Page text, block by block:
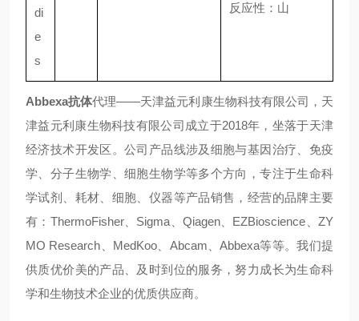
di
e
s
反应性：山
Abbexa抗体代理——天津益元利康生物科技有限公司， 天
津益元利康生物科技有限公司成立于2018年，坐落于天津
经济技术开发区。公司产品线涉及细胞与基因治疗、免疫
学、分子生物学、细胞生物学等多个方向，专注于生命科
学试剂、耗材、细胞、仪器等产品销售，经营的品牌主要
有：ThermoFisher、Sigma、Qiagen、EZBioscience、ZY
MO Research、MedKoo、Abcam、Abbexa等等。我们提
供质优价美的产品、及时到位的服务，努力成长为生命科
学和生物技术企业的优质供应商。